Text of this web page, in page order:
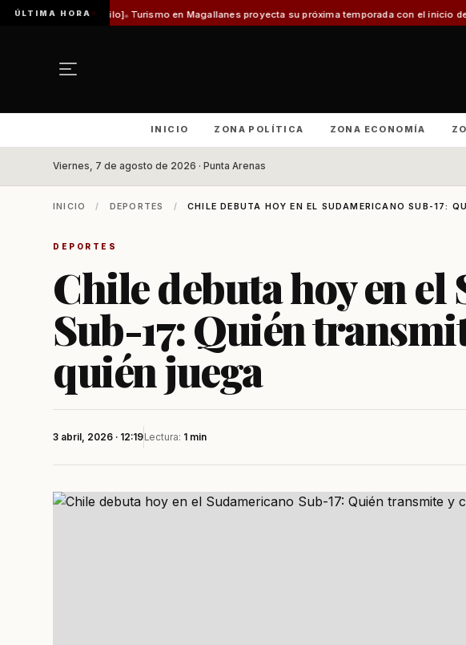
ÚLTIMA HORA
Vladilo] Turismo en Magallanes proyecta su próxima temporada con el inicio de Enprotur
INICIO ZONA POLÍTICA ZONA ECONOMÍA
Viernes, 7 de agosto de 2026 · Punta Arenas
INICIO / DEPORTES / CHILE DEBUTA HOY EN EL SUDAMERICANO SUB-17:
DEPORTES
Chile debuta hoy en
Sub-17: Quién
quién juega
3 abril, 2026 · 12:19Lectura: 1 min